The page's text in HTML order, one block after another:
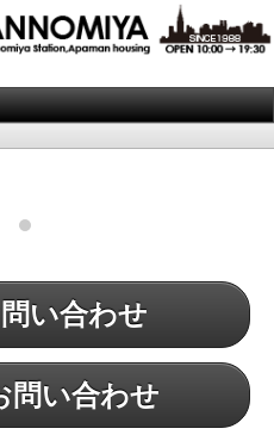
い合わせ
問い合わせ